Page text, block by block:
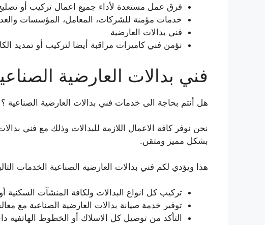
فرق عمل مستعدة لأداء جميع اعمال تركيب أو تصليح
خدمات مؤمنة للشركات، المعامل، المؤسسات
فني بدالات العارضية
نؤمن فني كاميرات مراقبة أيضا لتركيب أو تمديد
فني بدالات العارضية
هل أنتم بحاجة الى خدمات فني بدالات العارضية الصناعية ؟
نحن نوفر كافة الاعمال اللازمة للبدالات وذلك مع فني
بشكل مميز ومتقن.
هذا ويؤدي لكم فني بدالات العارضية الصناعية الخدمات
تركيب كل انواع البدالات ولكافة المنشآت السكنية أو
توفير خدمة صيانة بدالات العارضية الصناعية مع
التأكد من توصيل كل الاسلاك أو الخطوط الهاتفية